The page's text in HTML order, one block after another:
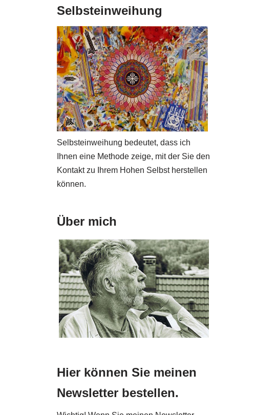
Selbsteinweihung
Selbsteinweihung bedeutet, dass ich
Ihnen eine Methode zeige, mit der Sie den
Kontakt zu Ihrem Hohen Selbst herstellen
können.
Über mich
Hier können Sie meinen
Newsletter bestellen.